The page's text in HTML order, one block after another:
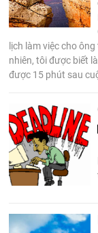
lịch làm việc cho
nhiên, tôi được biết
được 15 phút sau